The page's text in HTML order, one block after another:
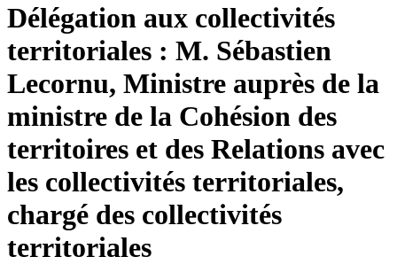
Délégation aux collectivités
territoriales : M. Sébastien
Lecornu, Ministre auprès de la
ministre de la Cohésion des
territoires et des Relations avec
les collectivités territoriales,
chargé des collectivités
territoriales